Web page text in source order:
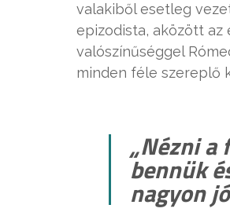
valakiből esetleg
epizodista, aközött az
valószínűséggel
minden féle szereplő
„Nézni
bennük
nagyon